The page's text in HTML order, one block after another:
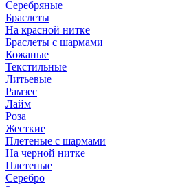
Серебряные
Браслеты
На красной нитке
Браслеты с шармами
Кожаные
Текстильные
Литьевые
Рамзес
Лайм
Роза
Жесткие
Плетеные с шармами
На черной нитке
Плетеные
Серебро